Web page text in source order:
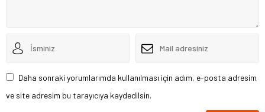
Daha sonraki yorumlarımda kullanılması için adım, e-posta adresim
ve site adresim bu tarayıcıya kaydedilsin.